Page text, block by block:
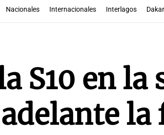
Nacionales Internacionales Interlagos
S10 en la